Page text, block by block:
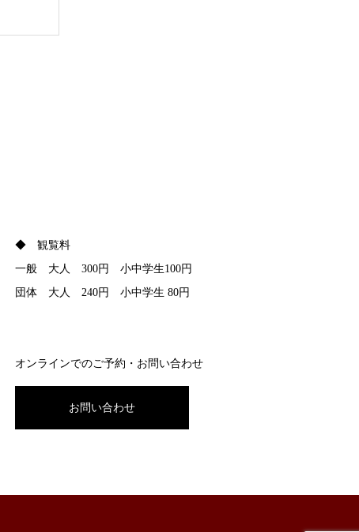
◆ 観覧料
一般 大人 300円 小中学生100円
団体 大人 240円 小中学生 80円
オンラインでのご予約・お問い合わせ
お問い合わせ